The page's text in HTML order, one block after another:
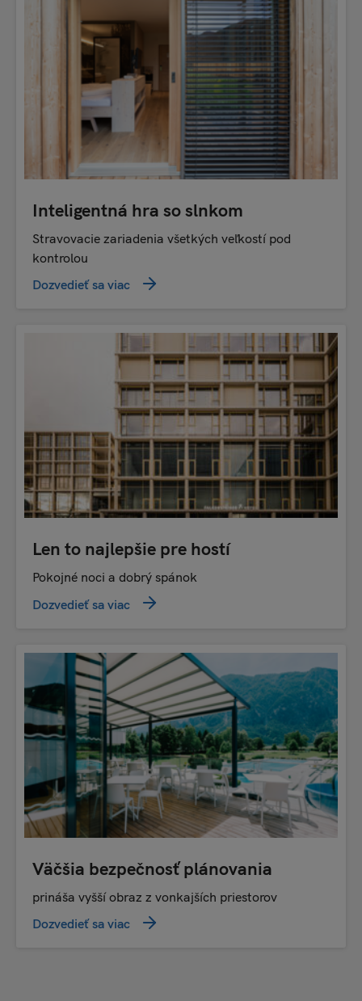
Inteligentná hra so slnkom
Stravovacie zariadenia všetkých veľkostí pod
kontrolou
Dozvedieť sa viac
Len to najlepšie pre hostí
Pokojné noci a dobrý spánok
Dozvedieť sa viac
Väčšia bezpečnosť plánovania
prináša vyšší obraz z vonkajších priestorov
Dozvedieť sa viac